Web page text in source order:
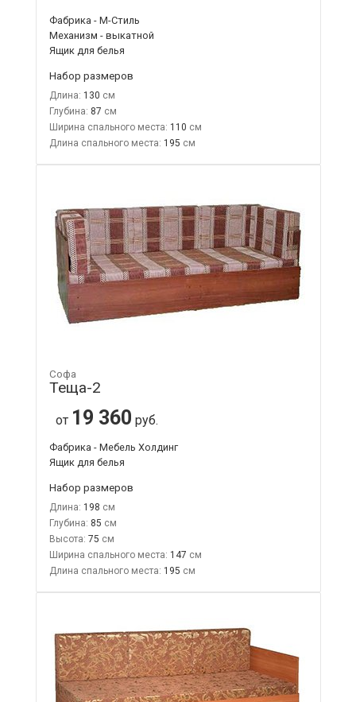
Фабрика - М-Стиль
Механизм - выкатной
Ящик для белья
Набор размеров
Длина: 130
Глубина: 87
Ширина спального места: 110
Длина спального места: 195
Софа
Теща-2
от 19 360 руб.
Фабрика - Мебель Холдинг
Ящик для белья
Набор размеров
Длина: 198
Глубина: 85
Высота: 75
Ширина спального места: 147
Длина спального места: 195